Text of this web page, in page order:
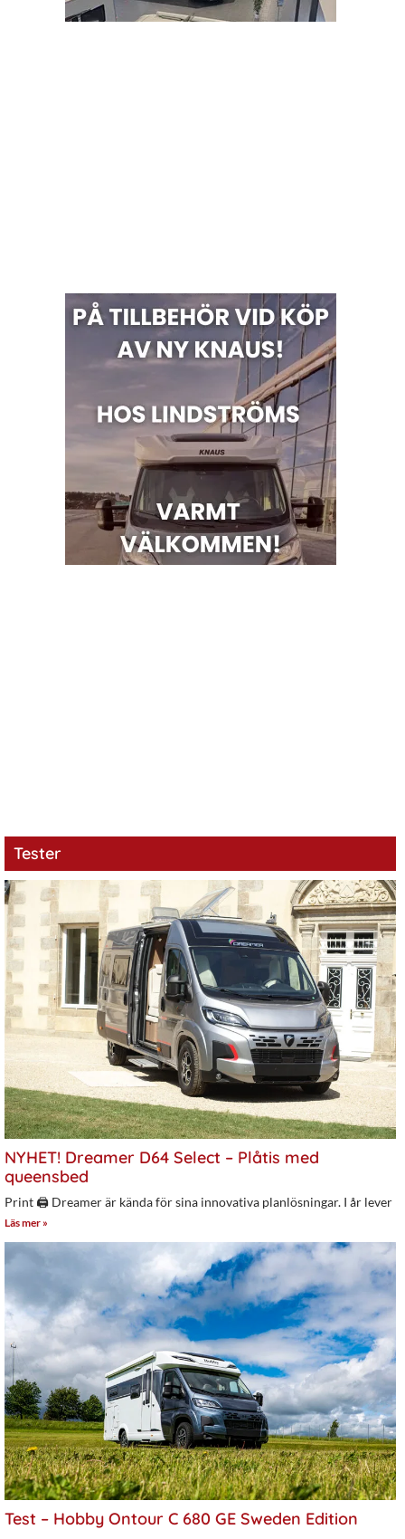
Tester
NYHET! Dreamer D64 Select – Plåtis med
queensbed
Print 🖨 Dreamer är kända för sina innovativa planlösningar. I år lever
Läs mer »
Test – Hobby Ontour C 680 GE Sweden Edition